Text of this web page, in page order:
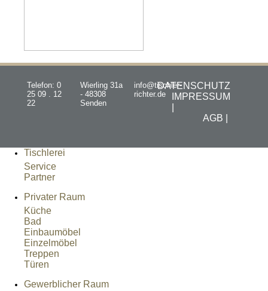
Telefon: 0
25 09 . 12
22
Wierling 31a
- 48308
Senden
info@tischler-
richter.de
DATENSCHUTZ
IMPRESSUM
AGB |
Tischlerei
Service
Partner
Privater Raum
Küche
Bad
Einbaumöbel
Einzelmöbel
Treppen
Türen
Gewerblicher Raum